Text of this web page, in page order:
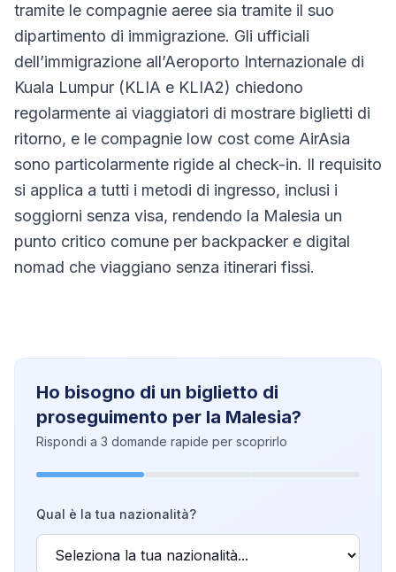
tramite le compagnie aeree sia tramite il suo
dipartimento di immigrazione. Gli ufficiali
dell’immigrazione all’Aeroporto Internazionale di
Kuala Lumpur (KLIA e KLIA2) chiedono
regolarmente ai viaggiatori di mostrare biglietti di
ritorno, e le compagnie low cost come AirAsia
sono particolarmente rigide al check-in. Il requisito
si applica a tutti i metodi di ingresso, inclusi i
soggiorni senza visa, rendendo la Malesia un
punto critico comune per backpacker e digital
nomad che viaggiano senza itinerari fissi.
Ho bisogno di un biglietto di
proseguimento per la Malesia?
Rispondi a 3 domande rapide per scoprirlo
Qual è la tua nazionalità?